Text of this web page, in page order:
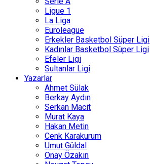
Ligue 1
La Liga
Euroleague
Erkekler Basketbol Süper Ligi
Kadınlar Basketbol Süper Ligi
Efeler Ligi
Sultanlar Ligi
Yazarlar
Ahmet Sülak
Berkay Aydın
Serkan Macit
Murat Kaya
Hakan Metin
Cenk Karakurum
Umut Güldal
Onay Özakın